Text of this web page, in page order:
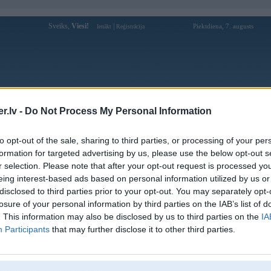
- Do Not Process My Personal Information
opt-out of the sale, sharing to third parties, or processing of your
for targeted advertising by us, please use the below opt-out
selection. Please note that after your opt-out request is processed
interest-based ads based on personal information utilized by us
to third parties prior to your opt-out. You may separately
of your personal information by third parties on the IAB’s list of
This information may also be disclosed by us to third parties on the
Participants that may further disclose it to other third parties.
Sveiks, Viesi! Ienākt Reģistrācija Piektdiena, 7. augusts
Forums Galerijas Reģistrācija Lietotāji
Lietotāja i9betttnet1 profils
Lietotājvārds:
i9betttnet1
Ziņojumi forumā:
0
Pēdējie ziņojumi forumā